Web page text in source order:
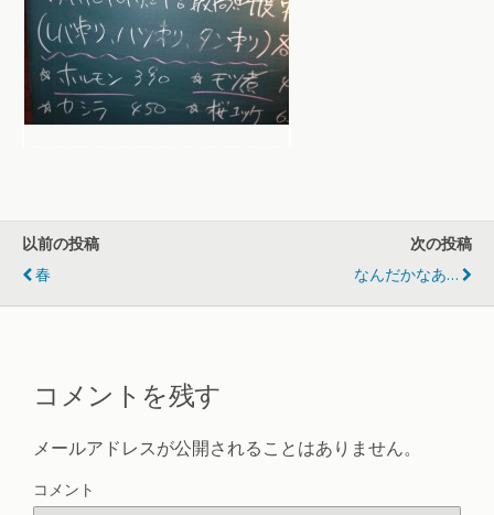
以前の投稿
春
次の投稿
なんだかなあ…
コメントを残す
メールアドレスが公開されることはありません。
コメント